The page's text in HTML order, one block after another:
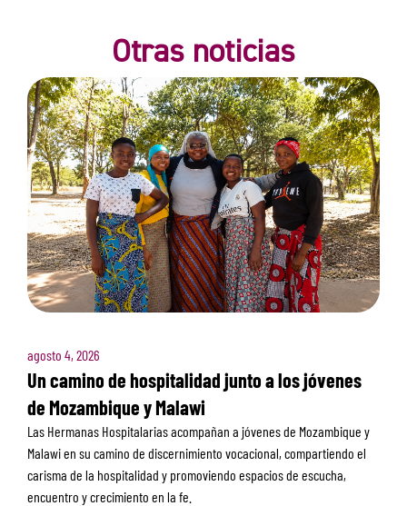
Otras noticias
agosto 4, 2026
Un camino de hospitalidad junto a los jóvenes
de Mozambique y Malawi
Las Hermanas Hospitalarias acompañan a jóvenes de Mozambique y
Malawi en su camino de discernimiento vocacional, compartiendo el
carisma de la hospitalidad y promoviendo espacios de escucha,
encuentro y crecimiento en la fe.